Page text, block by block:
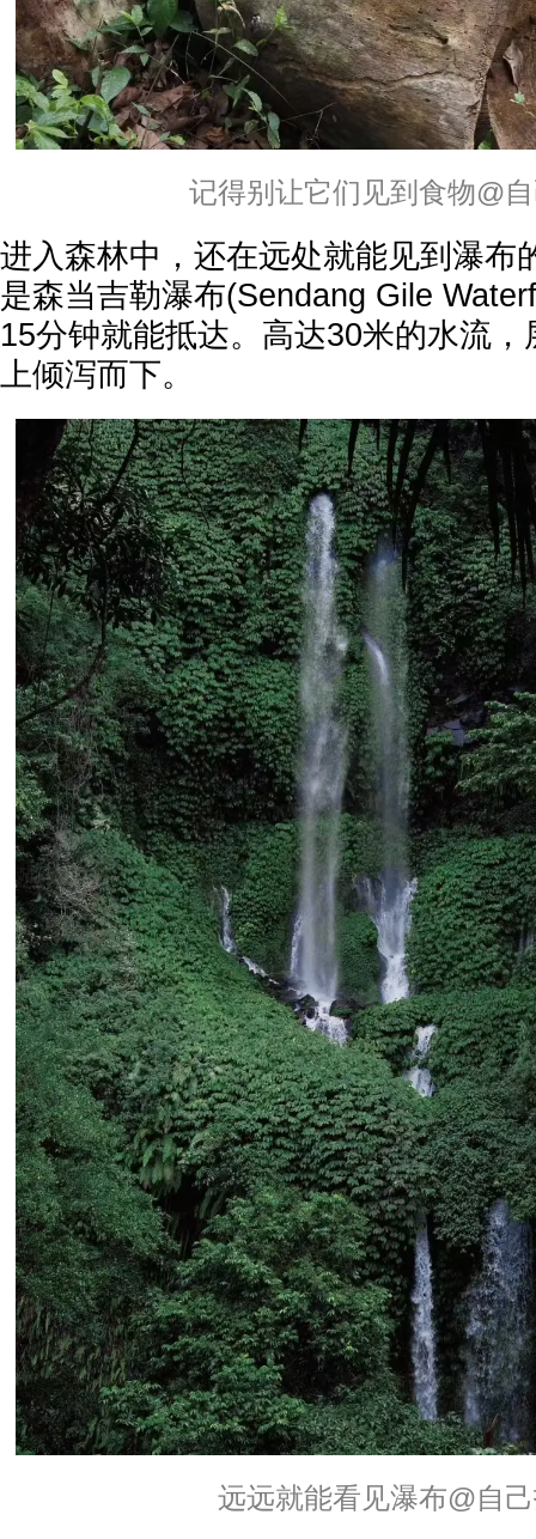
记得别让它们见到食物@
进入森林中，还在远处就能见到瀑布
是森当吉勒瀑布(Sendang Gile
15分钟就能抵达。高达30米的水流
上倾泻而下。
远远就能看见瀑布@自